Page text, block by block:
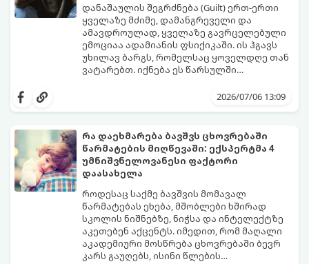
დანაშაულის შეგრძნება (Guilt) ერთ-ერთი
ყველაზე მძიმე, დამანგრეველი და
ამავდროულად, ყველაზე გავრცელებული
ემოციაა ადამიანის ფსიქიკაში. ის ჰგავს
უხილავ ბარგს, რომელსაც ყოველდღე თან
ვატარებთ. იქნება ეს წარსულში
ტკენა, ოჯახის წევრებისთვის
გადაჭარბებული მოთხოვნები
-დანაშაულის განცდა შიგნიდან ფიტავს
ადამიანს და ართმევს მას აწმყოთი
ტკბობის უნარს.
დანაშაულის გრძნობას აქვს თავისი
საკუთარი თუ საზოგადოებრივი მორალური
კოდექსი. თუმცა, როდესაც ეს ემოცია
ქრონიკულ ფორმას იღებს, ის ნევროზულ,
ტოქსიკურ სინდრომად იქცევა.
გთავაზობთ პრაქტიკულ, ფსიქოლოგიურ
გზამკვლევს, თუ როგორ დაამუშაოთ
წარსულის შეცდომები და
გათავისუფლდეთ ამ მძიმე ტვირთისგან:
2026/07/06 13:09
რა დაეხმარება ბავშვს ცხოვრებაში
წარმატების მიღწევაში: ექსპერტმა 4
უმნიშვნელოვანესი ფაქტორი
დაასახელა
როდესაც საქმე ბავშვის მომავალ
წარმატებას ეხება, მშობლები ხშირად
სკოლის ნიშნებზე, ნიჭსა და ინტელექტზე
აკეთებენ აქცენტს. იმედით, რომ მაღალი
აკადემიური მოსწრება ცხოვრებაში ბევრ
კარს გაუღებს, ისინი წლების